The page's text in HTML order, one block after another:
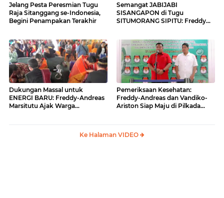
Jelang Pesta Peresmian Tugu
Raja Sitanggang se-Indonesia,
Begini Penampakan Terakhir
Semangat JABIJABI
SISANGAPON di Tugu
SITUMORANG SIPITU: Freddy
Dukungan Massal untuk
ENERGI BARU: Freddy-Andreas
Marsitutu Ajak Warga
Pemeriksaan Kesehatan:
Freddy-Andreas dan Vandiko-
Ariston Siap Maju di Pilkada
Ke Halaman VIDEO